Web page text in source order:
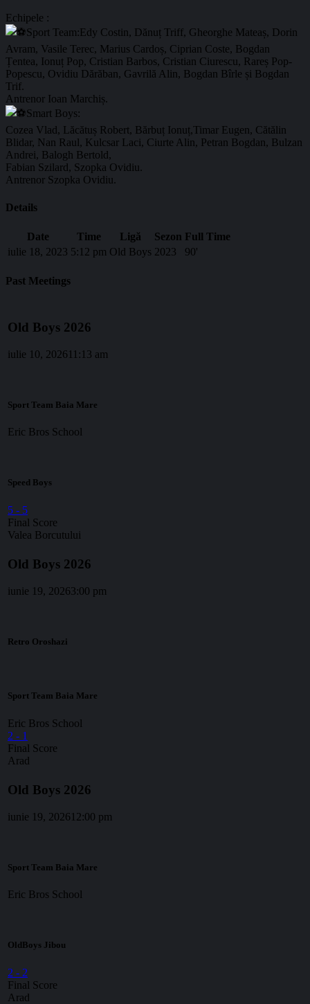
Echipele :
Sport Team:Edy Costin, Dănuț Triff, Gheorghe Mateaș, Dorin
Avram, Vasile Terec, Marius Cardoș, Ciprian Coste, Bogdan
Țentea, Ionuț Pop, Cristian Barbos, Cristian Ciurescu, Rareș Pop-
Popescu, Ovidiu Dărăban, Gavrilă Alin, Bogdan Bîrle și Bogdan
Trif.
Antrenor Ioan Marchiș.
Smart Boys:
Cozea Vlad, Lăcătuș Robert, Bărbuț Ionuț,Timar Eugen, Cătălin
Blidar, Nan Raul, Kulcsar Laci, Ciurte Alin, Petran Bogdan, Bulzan
Andrei, Balogh Bertold,
Fabian Szilard, Szopka Ovidiu.
Antrenor Szopka Ovidiu.
Details
Date Time Ligă Sezon Full Time
iulie 18, 2023 5:12 pm Old Boys 2023 90'
Past Meetings
Old Boys 2026
iulie 10, 2026 11:13 am
Sport Team Baia Mare
Eric Bros School
Speed Boys
5 - 5
Final Score
Valea Borcutului
Old Boys 2026
iunie 19, 20263:00 pm
Retro Oroshazi
Sport Team Baia Mare
Eric Bros School
2 - 1
Final Score
Arad
Old Boys 2026
iunie 19, 2026 12:00 pm
Sport Team Baia Mare
Eric Bros School
OldBoys Jibou
2 - 2
Final Score
Arad